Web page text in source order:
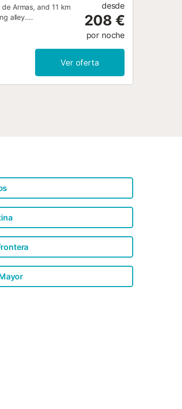
Armas, and 11 km
alley....
desde
208 €
por noche
Ver oferta